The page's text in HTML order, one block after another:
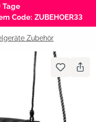
Tage
Code: ZUBEHOER33
Zubehör